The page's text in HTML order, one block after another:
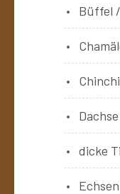
Büffel
Dachse
dicke
Echsen